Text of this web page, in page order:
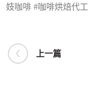
妓咖啡 #咖啡烘焙代工
上一篇